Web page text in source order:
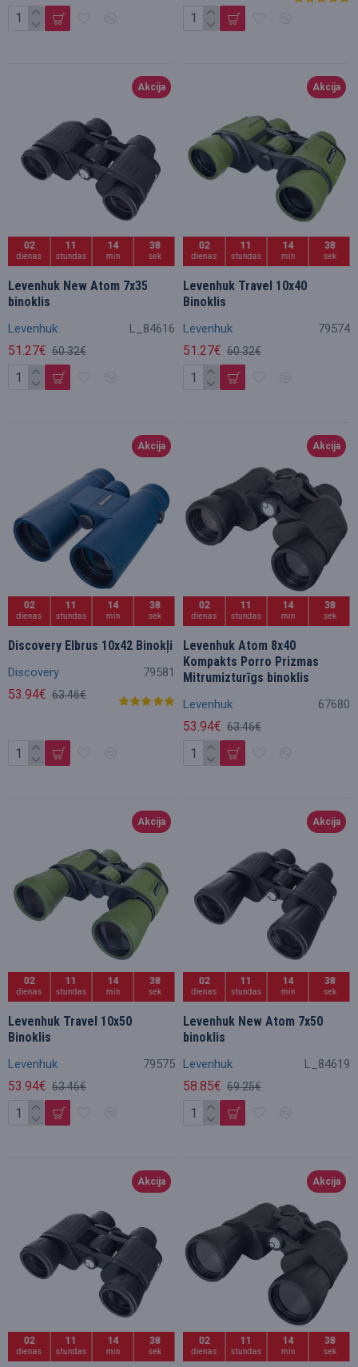
Akcija
02
dienas
11
stundas
14
min
36
sek
Levenhuk L_84616
Levenhuk New Atom 7x35
binoklis
51.27€ 60.32€
Akcija
02
dienas
11
stundas
14
min
36
sek
Levenhuk 79574
Levenhuk Travel 10x40
Binoklis
51.27€ 60.32€
Akcija
02
dienas
11
stundas
14
min
36
sek
Discovery 79581
Discovery Elbrus 10x42 Binokļi
53.94€ 63.46€
Akcija
02
dienas
11
stundas
14
min
36
sek
Levenhuk 67680
Levenhuk Atom 8x40
Kompakts Porro Prizmas
Mitrumizturīgs binoklis
53.94€ 63.46€
Akcija
02
dienas
11
stundas
14
min
36
sek
Levenhuk 79575
Levenhuk Travel 10x50
Binoklis
53.94€ 63.46€
Akcija
02
dienas
11
stundas
14
min
36
sek
Levenhuk L_84619
Levenhuk New Atom 7x50
binoklis
58.85€ 69.25€
Akcija
02
dienas
11
stundas
14
min
36
sek
Akcija
02
dienas
11
stundas
14
min
36
sek